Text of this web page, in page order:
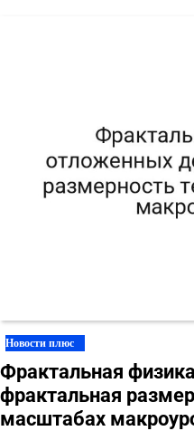
Новости плюс
Фрактальная
фрактальная
масштабах